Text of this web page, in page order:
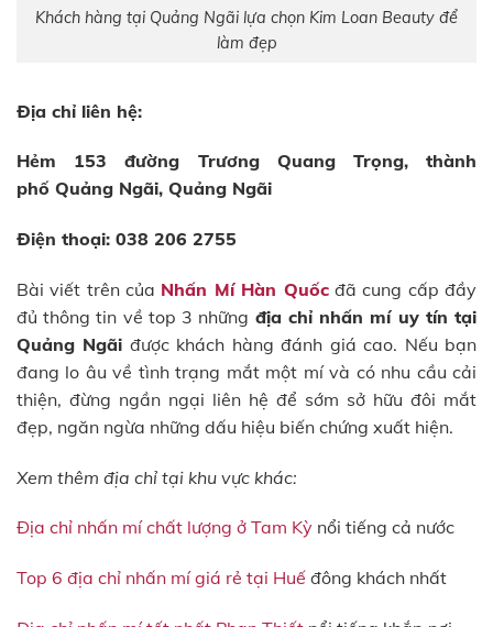
Khách hàng tại Quảng Ngãi lựa chọn Kim Loan Beauty để
làm đẹp
Địa chỉ liên hệ:
Hẻm 153 đường Trương Quang Trọng, thành
phố Quảng Ngãi, Quảng Ngãi
Điện thoại: 038 206 2755
Bài viết trên của Nhấn Mí Hàn Quốcđã cung cấp đầy
đủ thông tin về top 3 những địa chỉ nhấn mí uy tín tại
Quảng Ngãi được khách hàng đánh giá cao. Nếu bạn
đang lo âu về tình trạng mắt một mí và có nhu cầu cải
thiện, đừng ngần ngại liên hệ để sớm sở hữu đôi mắt
đẹp, ngăn ngừa những dấu hiệu biến chứng xuất hiện.
Xem thêm địa chỉ tại khu vực khác:
Địa chỉ nhấn mí chất lượng ở Tam Kỳ nổi tiếng cả nước
Top 6 địa chỉ nhấn mí giá rẻ tại Huế đông khách nhất